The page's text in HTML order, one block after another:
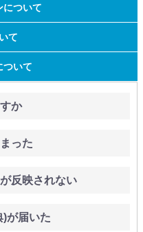
について
て
ついて
か
った
反映されない
)が届いた